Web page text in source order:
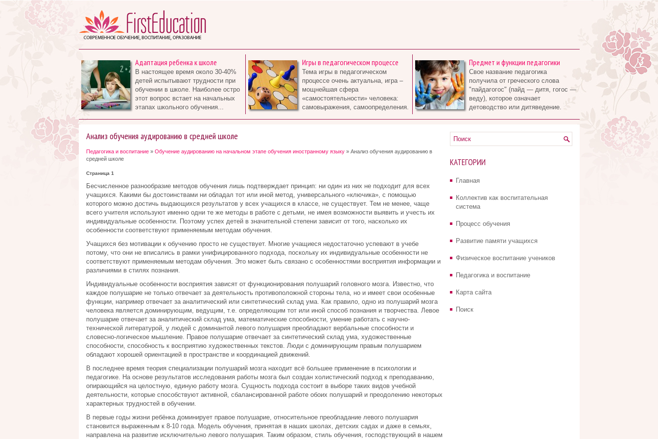
Адаптация ребенка к школе
В настоящее время около 30-40%
детей испытывают трудности при
обучении в школе. Наиболее остро
этот вопрос встает на начальных
этапах школьного обучения...
Игры в педагогическом процессе
Тема игры в педагогическом
процессе очень актуальна, игра –
мощнейшая сфера
«самостоятельности» человека:
самовыражения, самоопределения.
Предмет и функции педагогики
Свое название педагогика
получила от греческого слова
"пайдагогос" (пайд — дитя, гогос —
веду), которое означает
детоводство или дитяведение.
Анализ обучения аудированию в средней школе
Педагогика и воспитание» Обучение аудированию на начальном этапе обучения иностранному языку» Анализ обучения аудированию в
средней школе
Страница 1
Бесчисленное разнообразие методов обучения лишь подтверждает принцип: ни один из них не подходит для всех
учащихся. Какими бы достоинствами ни обладал тот или иной метод, универсального «ключика», с помощью
которого можно достичь выдающихся результатов у всех учащихся в классе, не существует. Тем не менее, чаще
всего учителя используют именно одни те же методы в работе с детьми, не имея возможности выявить и учесть их
индивидуальные особенности. Поэтому успех детей в значительной степени зависит от того, насколько их
особенности соответствуют применяемым методам обучения.
Учащихся без мотивации к обучению просто не существует. Многие учащиеся недостаточно успевают в учебе
потому, что они не вписались в рамки унифицированного подхода, поскольку их индивидуальные особенности не
соответствуют применяемым методам обучения. Это может быть связано с особенностями восприятия информации и
различиями в стилях познания.
Индивидуальные особенности восприятия зависят от функционирования полушарий головного мозга. Известно, что
каждое полушарие не только отвечает за деятельность противоположной стороны тела, но и имеет свои особенные
функции, например отвечает за аналитический или синтетический склад ума. Как правило, одно из полушарий мозга
человека является доминирующим, ведущим, т.е. определяющим тот или иной способ познания и творчества. Левое
полушарие отвечает за аналитический склад ума, математические способности, умение работать с научно-
технической литературой, у людей с доминантой левого полушария преобладают вербальные способности и
словесно-логическое мышление. Правое полушарие отвечает за синтетический склад ума, художественные
способности, способность к восприятию художественных текстов. Люди с доминирующим правым полушарием
обладают хорошей ориентацией в пространстве и координацией движений.
В последнее время теория специализации полушарий мозга находит всё большее применение в психологии и
педагогике. На основе результатов исследования работы мозга был создан холистический подход к преподаванию,
опирающийся на целостную, единую работу мозга. Сущность подхода состоит в выборе таких видов учебной
деятельности, которые способствуют активной, сбалансированной работе обоих полушарий и преодолению некоторых
характерных трудностей в обучении.
В первые годы жизни ребёнка доминирует правое полушарие, относительное преобладание левого полушария
становится выраженным к 8-10 года. Модель обучения, принятая в наших школах, детских садах и даже в семьях,
направлена на развитие исключительно левого полушария. Таким образом, стиль обучения, господствующий в нашем
КАТЕГОРИИ
Главная
Коллектив как воспитательная
система
Процесс обучения
Развитие памяти учащихся
Физическое воспитание учеников
Педагогика и воспитание
Карта сайта
Поиск